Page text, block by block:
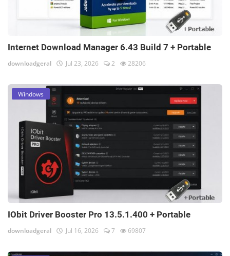
Internet Download Manager 6.43 Build 7 + Portable
downloadgeral Jul 23, 2026 2 28206
Windows
IObit Driver Booster Pro 13.5.1.400 + Portable
downloadgeral Jul 16, 2026 7 69807